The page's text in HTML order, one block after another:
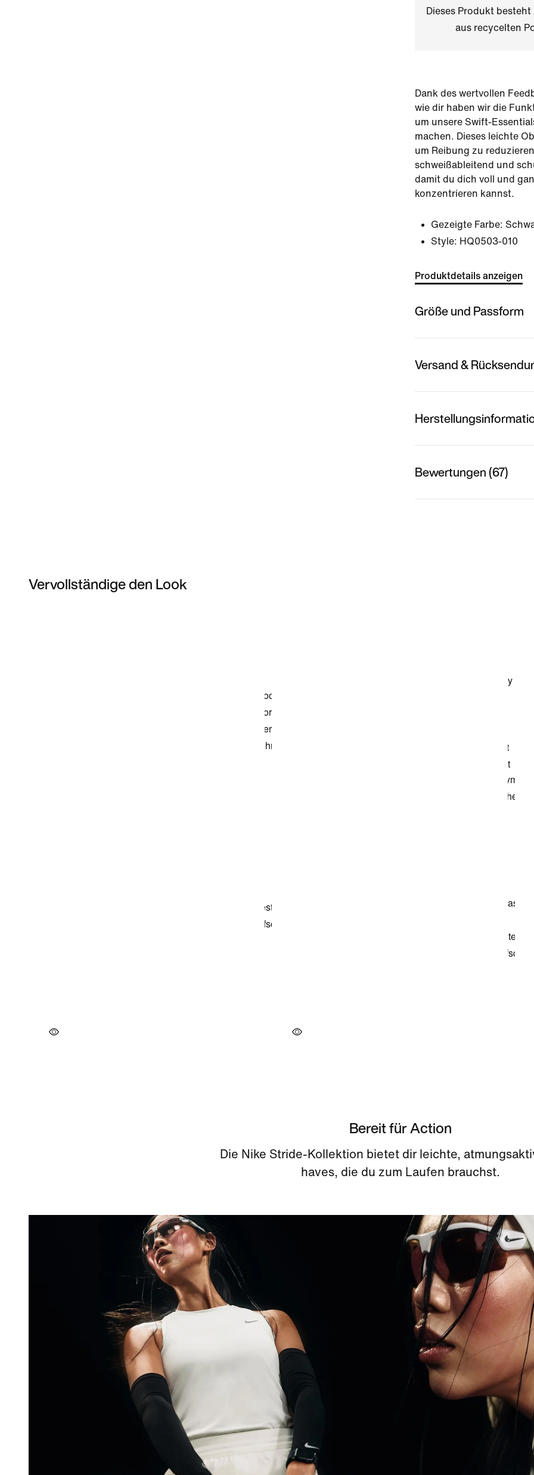
Dieses Produkt
aus recycelten
Dank des wertvollen
wie dir haben wir die
um unsere Swift-
machen. Dieses leichte
um Reibung zu
schweißableitend und
damit du dich voll und
konzentrieren kannst.
Gezeigte Farbe:
Style: HQ0503-010
Produktdetails anzeigen
Größe und Passform
Versand &
Bewertungen (67)
Vervollständige den Look
Bereit für Action
Die Nike Stride-Kollektion bietet dir leichte,
haves, die du zum Laufen brauchst.